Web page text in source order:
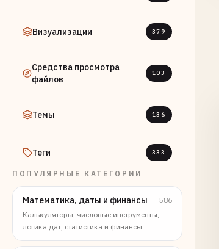
Визуализации 379
Средства просмотра
файлов
103
Темы 136
Теги 333
ПОПУЛЯРНЫЕ КАТЕГОРИИ
Математика, даты и финансы
586
Калькуляторы, числовые инструменты,
логика дат, статистика и финансы